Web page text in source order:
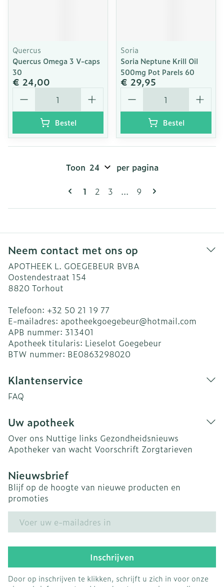
Quercus
Quercus Omega 3 V-caps
30
€ 24,00
Aantal
Bestel
Soria
Soria Neptune Krill Oil
500mg Pot Parels 60
€ 29,95
Aantal
Bestel
Pagina's
U lees momenteel pagina
1 Pagina
2 Pagina
3 ... Pagina
9
Toon per pagina
Neem contact met ons op
APOTHEEK L. GOEGEBEUR BVBA
Oostendestraat 154
8820 Torhout
Telefoon: +32 50 21 19 77
E-mailadres: apotheekgoegebeur@hotmail.com
APB nummer: 313401
Apotheek titularis: Lieselot Goegebeur
BTW nummer: BE0863298020
Klantenservice
FAQ
Uw apotheek
Over ons Nuttige links Gezondheidsnieuws
Apotheker van wacht Voorschrift Zorgtarieven
Nieuwsbrief
Blijf op de hoogte van nieuwe producten en
promoties
Inschrijven
Door op inschrijven te klikken, schrijft u zich in voor onze